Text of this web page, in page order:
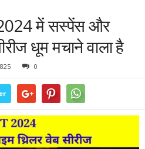
में सस्पेंस और
धूम मचाने वाला है
825 0